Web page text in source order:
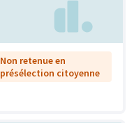
Non retenue en
présélection citoyenne